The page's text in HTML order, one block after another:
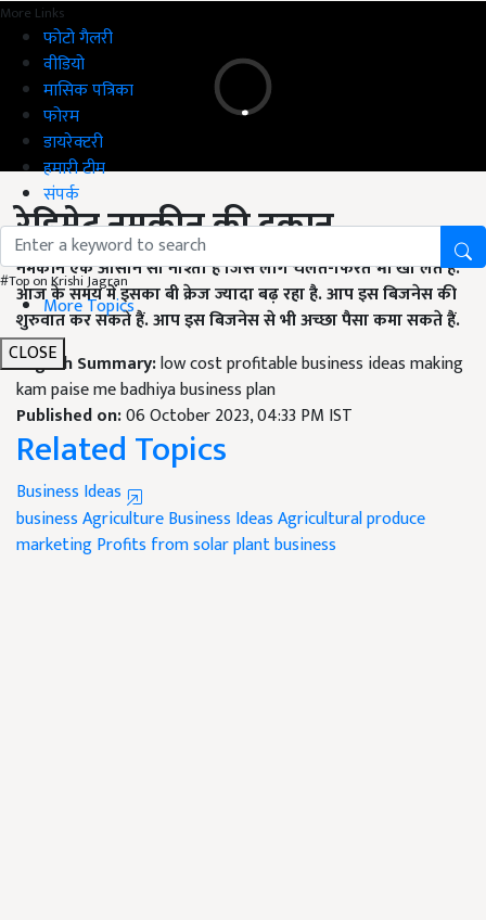
More Links
फोटो गैलरी
वीडियो
मासिक पत्रिका
फोरम
डायरेक्टरी
हमारी टीम
संपर्क
#Top on Krishi Jagran
More Topics
CLOSE
रेडिमेट नमकीन की दुकान
नमकीन एक आसान सा नाश्ता है जिसे लोग चलते-फिरते भी खा लेते हैं.
आज के समय में इसका बी क्रेज ज्यादा बढ़ रहा है. आप इस बिजनेस की
शुरुवात कर सकते हैं. आप इस बिजनेस से भी अच्छा पैसा कमा सकते हैं.
English Summary:low cost profitable business ideas making
kam paise me badhiya business plan
Published on:06 October 2023, 04:33 PM IST
Related Topics
Business Ideas
businessAgriculture Business IdeasAgricultural produce
marketingProfits from solar plant business